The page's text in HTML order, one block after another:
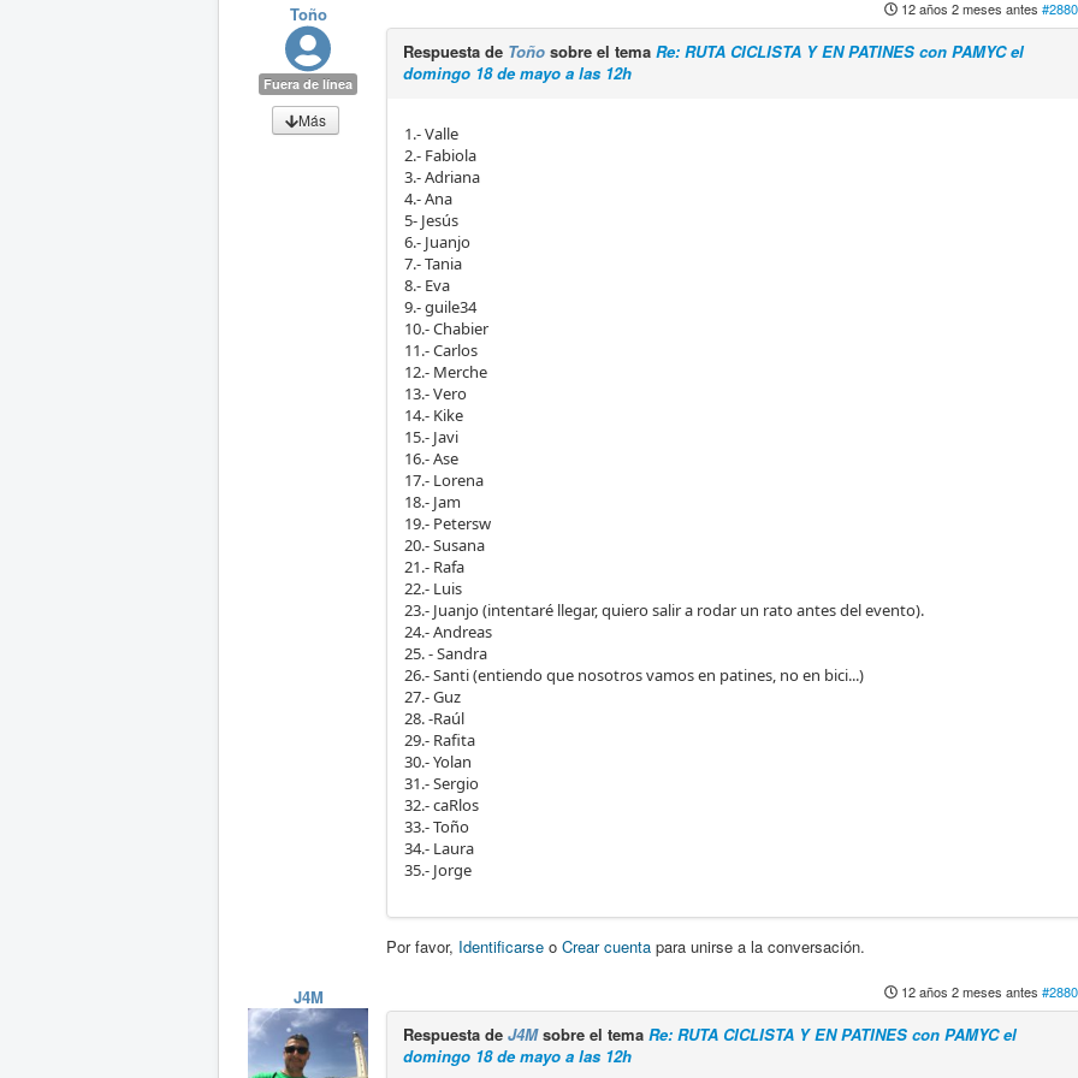
Toño
Fuera de línea
Más
12 años 2 meses antes
Respuesta de Toño sobre el temaRe: RUTA CICLISTA Y EN PATINES con PAMYC el
domingo 18 de mayo a las 12h
1.- Valle
2.- Fabiola
3.- Adriana
4.- Ana
5- Jesús
6.- Juanjo
7.- Tania
8.- Eva
9.- guile34
10.- Chabier
11.- Carlos
12.- Merche
13.- Vero
14.- Kike
15.- Javi
16.- Ase
17.- Lorena
18.- Jam
19.- Petersw
20.- Susana
21.- Rafa
22.- Luis
23.- Juanjo (intentaré llegar, quiero salir a rodar un rato antes del evento).
24.- Andreas
25. - Sandra
26.- Santi (entiendo que nosotros vamos en patines, no en bici...)
27.- Guz
28. -Raúl
29.- Rafita
30.- Yolan
31.- Sergio
32.- caRlos
33.- Toño
34.- Laura
35.- Jorge
Por favor, Identificarse oCrear cuenta para unirse a la conversación.
J4M 12 años 2 meses antes
Respuesta deJ4Msobre el temaRe: RUTA CICLISTA Y EN PATINES con PAMYC el
domingo 18 de mayo a las 12h